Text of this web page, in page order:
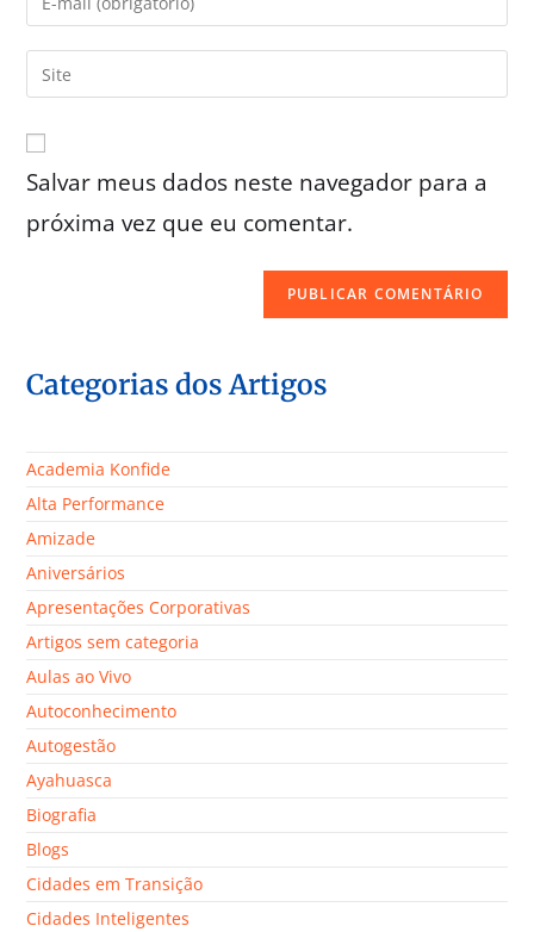
Salvar meus dados neste navegador para a
próxima vez que eu comentar.
Categorias dos Artigos
Academia Konfide
Alta Performance
Amizade
Aniversários
Apresentações Corporativas
Artigos sem categoria
Aulas ao Vivo
Autoconhecimento
Autogestão
Ayahuasca
Biografia
Blogs
Cidades em Transição
Cidades Inteligentes